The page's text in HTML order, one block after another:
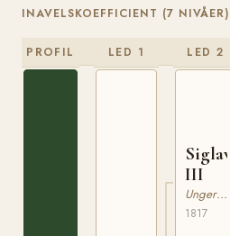
INAVELSKOEFFICIENT (7 NIVÅER)
PROFIL LED 1 LED 2
Siglavy
III
Ungerskt Varmblod
1817